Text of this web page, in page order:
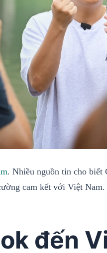
. Nhiều nguồn tin cho biết
cam kết với Việt Nam.
đến